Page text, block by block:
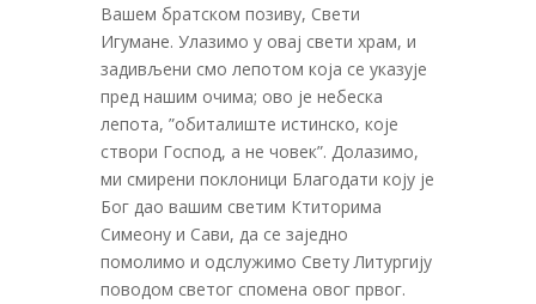
Вашем братском позиву, Свети
Игумане. Улазимо у овај свети храм, и
задивљени смо лепотом која се указује
пред нашим очима; ово је небеска
лепота, ”обиталиште истинско, које
створи Господ, а не човек”. Долазимо,
ми смирени поклоници Благодати коју је
Бог дао вашим светим Ктиторима
Симеону и Сави, да се заједно
помолимо и одслужимо Свету Литургију
поводом светог спомена овог првог.